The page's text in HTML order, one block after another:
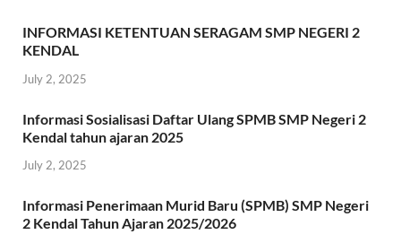
INFORMASI KETENTUAN SERAGAM SMP NEGERI 2
KENDAL
July 2, 2025
Informasi Sosialisasi Daftar Ulang SPMB SMP Negeri 2
Kendal tahun ajaran 2025
July 2, 2025
Informasi Penerimaan Murid Baru (SPMB) SMP Negeri
2 Kendal Tahun Ajaran 2025/2026